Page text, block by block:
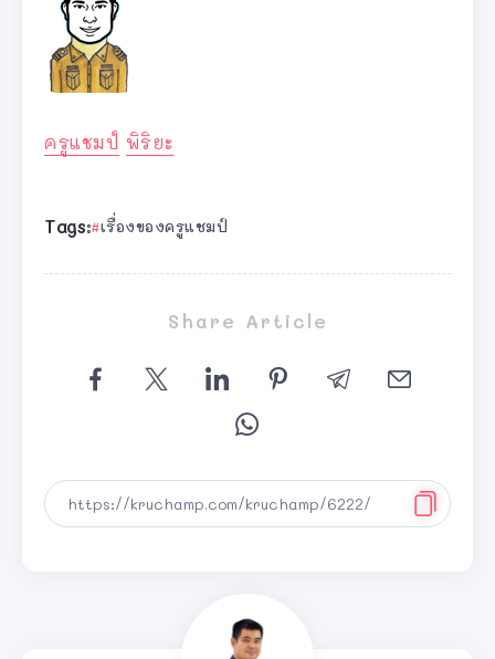
ครูแชมป์ พิริยะ
Tags: เรื่องของครูแชมป์
Share Article